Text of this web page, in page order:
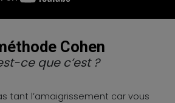
Cohen
ce que c’est ?
tant l’amaigrissement car vous